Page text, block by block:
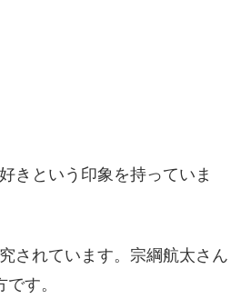
きという印象を持っていま
されています。宗綱航太さん
す。